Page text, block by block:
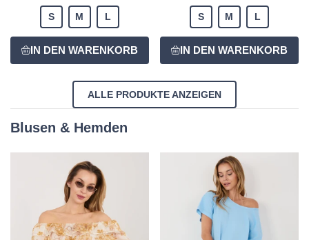
S M L S M L
ALLE PRODUKTE ANZEIGEN
Blusen & Hemden